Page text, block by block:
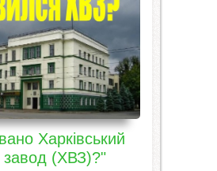
Харківський
завод (ХВЗ)?"